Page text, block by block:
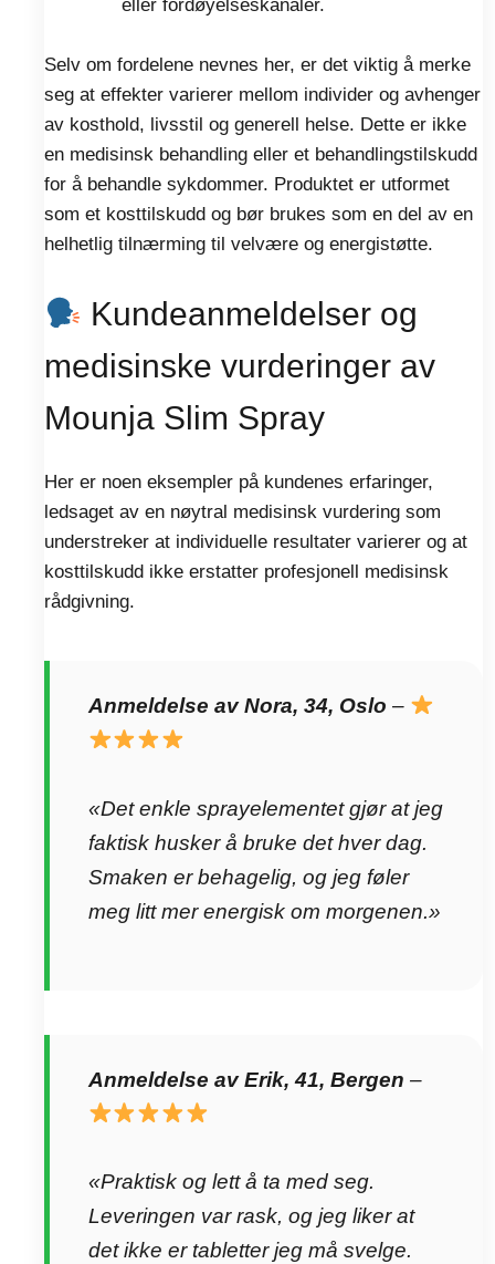
eller fordøyelseskanaler.
Selv om fordelene nevnes her, er det viktig å merke
seg at effekter varierer mellom individer og avhenger
av kosthold, livsstil og generell helse. Dette er ikke
en medisinsk behandling eller et behandlingstilskudd
for å behandle sykdommer. Produktet er utformet
som et kosttilskudd og bør brukes som en del av en
helhetlig tilnærming til velvære og energistøtte.
Kundeanmeldelser og
medisinske vurderinger av
Mounja Slim Spray
Her er noen eksempler på kundenes erfaringer,
ledsaget av en nøytral medisinsk vurdering som
understreker at individuelle resultater varierer og at
kosttilskudd ikke erstatter profesjonell medisinsk
rådgivning.
Anmeldelse av Nora, 34, Oslo –
«Det enkle sprayelementet gjør at jeg
faktisk husker å bruke det hver dag.
Smaken er behagelig, og jeg føler
meg litt mer energisk om morgenen.»
Anmeldelse av Erik, 41, Bergen –
«Praktisk og lett å ta med seg.
Leveringen var rask, og jeg liker at
det ikke er tabletter jeg må svelge.